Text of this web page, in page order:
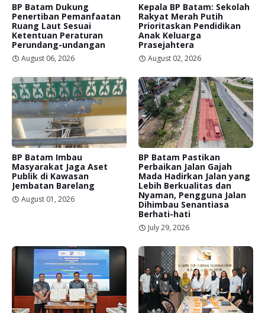
BP Batam Dukung
Penertiban Pemanfaatan
Ruang Laut Sesuai
Ketentuan Peraturan
Perundang-undangan
August 06, 2026
Kepala BP Batam: Sekolah
Rakyat Merah Putih
Prioritaskan Pendidikan
Anak Keluarga
Prasejahtera
August 02, 2026
BP Batam Imbau
Masyarakat Jaga Aset
Publik di Kawasan
Jembatan Barelang
August 01, 2026
BP Batam Pastikan
Perbaikan Jalan Gajah
Mada Hadirkan Jalan yang
Lebih Berkualitas dan
Nyaman, Pengguna Jalan
Dihimbau Senantiasa
Berhati-hati
July 29, 2026